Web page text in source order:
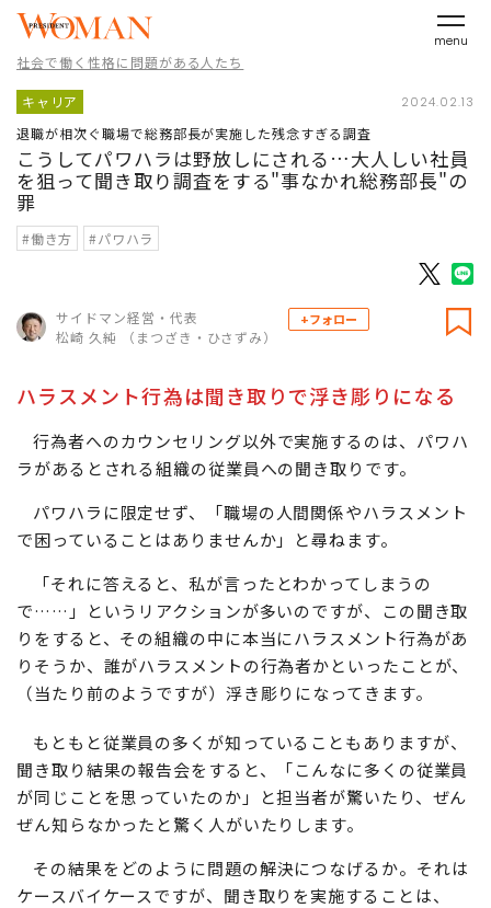
menu
社会で働く性格に問題がある人たち
キャリア 2024.02.13
退職が相次ぐ職場で総務部長が実施した残念すぎる調査
こうしてパワハラは野放しにされる…大人しい社員
を狙って聞き取り調査をする"事なかれ総務部長"の
罪
#働き方 #パワハラ
サイドマン経営・代表
松崎 久純 （まつざき・ひさずみ）
+フォロー
ハラスメント行為は聞き取りで浮き彫りになる
行為者へのカウンセリング以外で実施するのは、パワハ
ラがあるとされる組織の従業員への聞き取りです。
パワハラに限定せず、「職場の人間関係やハラスメント
で困っていることはありませんか」と尋ねます。
「それに答えると、私が言ったとわかってしまうの
で……」というリアクションが多いのですが、この聞き取
りをすると、その組織の中に本当にハラスメント行為があ
りそうか、誰がハラスメントの行為者かといったことが、
（当たり前のようですが）浮き彫りになってきます。
もともと従業員の多くが知っていることもありますが、
聞き取り結果の報告会をすると、「こんなに多くの従業員
が同じことを思っていたのか」と担当者が驚いたり、ぜん
ぜん知らなかったと驚く人がいたりします。
その結果をどのように問題の解決につなげるか。それは
ケースバイケースですが、聞き取りを実施することは、